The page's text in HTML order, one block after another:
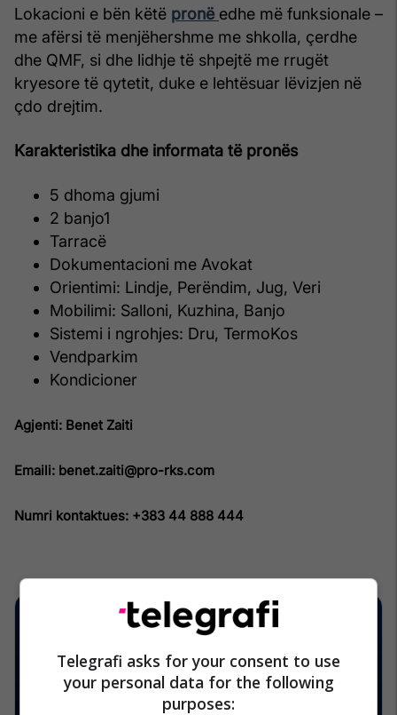
Lokacioni e bën këtë pronë edhe më funksionale –
me afërsi të menjëhershme me shkolla, çerdhe
dhe QMF, si dhe lidhje të shpejtë me rrugët
kryesore të qytetit, duke e lehtësuar lëvizjen në
çdo drejtim.
Karakteristika dhe informata të pronës
5 dhoma gjumi
2 banjo1
Tarracë
Dokumentacioni me Avokat
Orientimi: Lindje, Perëndim, Jug, Veri
Mobilimi: Salloni, Kuzhina, Banjo
Sistemi i ngrohjes: Dru, TermoKos
Vendparkim
Kondicioner
Agjenti: Benet Zaiti
Emaili: benet.zaiti@pro-rks.com
Numri kontaktues: +383 44 888 444
Telegrafi asks for your consent to use
your personal data for the following
purposes: